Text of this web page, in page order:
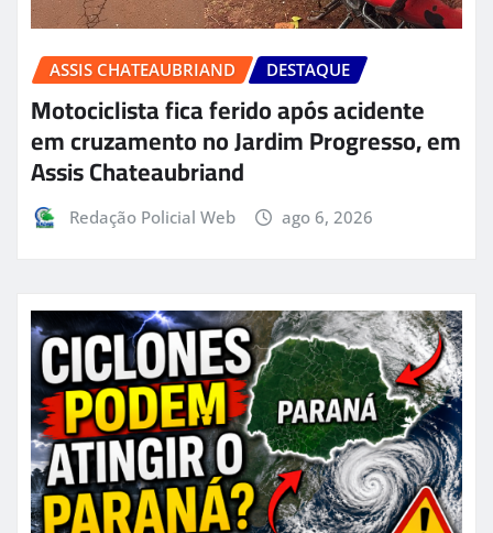
ASSIS CHATEAUBRIAND DESTAQUE
Motociclista fica ferido após acidente
em cruzamento no Jardim Progresso, em
Assis Chateaubriand
Redação Policial Web ago 6, 2026